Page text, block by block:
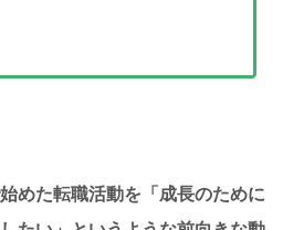
めた転職活動を「成長のために